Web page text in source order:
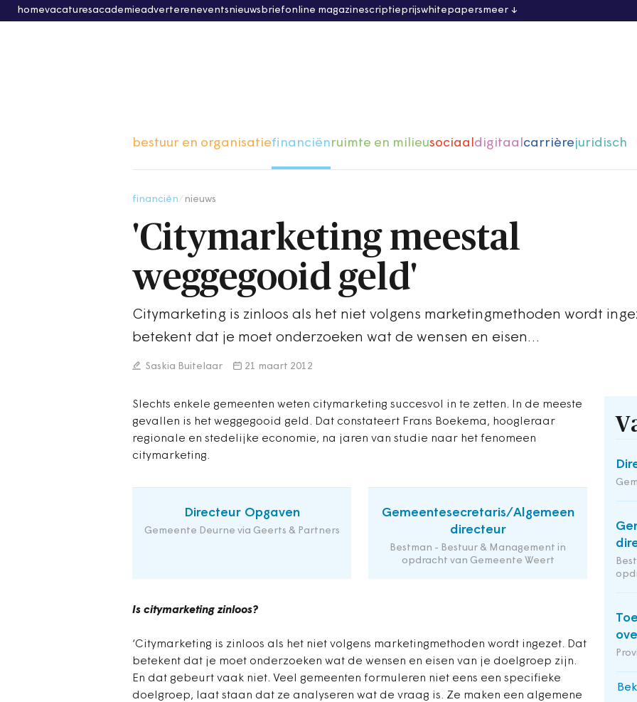
homevacaturesacademieadvertereneventsnieuwsbriefonline magazinescriptieprijswhitepapersmeer
bestuur en organisatiefinanciënruimte en milieusociaaldigitaalcarrièrejuridisch
financiën nieuws
'Citymarketing meestal
weggegooid geld'
Citymarketing is zinloos als het niet volgens marketingmethoden wordt
betekent dat je moet onderzoeken wat de wensen en eisen…
Saskia Buitelaar 21 maart 2012
Slechts enkele gemeenten weten citymarketing succesvol in te zetten. In de meeste
gevallen is het weggegooid geld. Dat constateert Frans Boekema, hoogleraar
regionale en stedelijke economie, na jaren van studie naar het fenomeen
citymarketing.
Directeur Opgaven
Gemeente Deurne via Geerts & Partners
Gemeentesecretaris/Algemeen
directeur
Bestman - Bestuur & Management in
opdracht van Gemeente Weert
Is citymarketing zinloos?
‘Citymarketing is zinloos als het niet volgens marketingmethoden wordt ingezet. Dat
betekent dat je moet onderzoeken wat de wensen en eisen van je doelgroep zijn.
En dat gebeurt vaak niet. Veel gemeenten formuleren niet eens een specifieke
doelgroep, laat staan dat ze analyseren wat de vraag is. Ze maken een algemene